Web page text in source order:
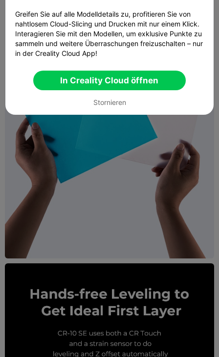
Greifen Sie auf alle Modelldetails zu, profitieren Sie von
nahtlosem Cloud-Slicing und Drucken mit nur einem Klick.
Interagieren Sie mit den Modellen, um exklusive Punkte zu
sammeln und weitere Überraschungen freizuschalten – nur
in der Creality Cloud App!
In Creality Cloud öffnen
Stornieren